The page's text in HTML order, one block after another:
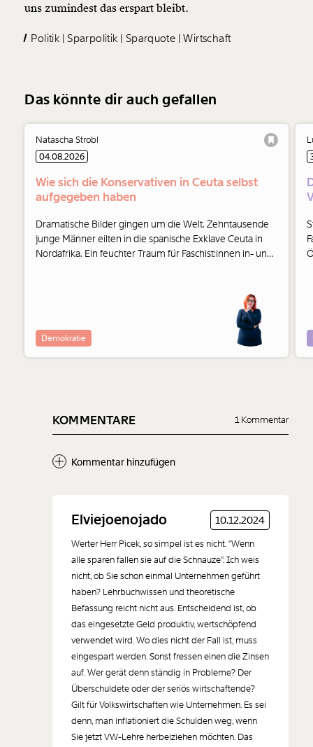
uns zumindest das erspart bleibt.
Politik Sparpolitik Sparquote Wirtschaft
Das könnte dir auch gefallen
Natascha Strobl
04.08.2026
Wie sich die Konservativen in Ceuta selbst
aufgegeben haben
Dramatische Bilder gingen um die Welt. Zehntausende
junge Männer eilten in die spanische Exklave Ceuta in
Nordafrika. Ein feuchter Traum für Faschist:innen in- und
Demokratie
KOMMENTARE 1 Kommentar
Kommentar hinzufügen
Neuen Kommentar
hinzufügen
Der Inhalt dieses Feldes wird nicht öffentlich zugänglich angezeigt.
Elviejoenojado 10.12.2024
Werter Herr Picek, so simpel ist es nicht. "Wenn
alle sparen fallen sie auf die Schnauze". Ich weis
nicht, ob Sie schon einmal Unternehmen geführt
haben? Lehrbuchwissen und theoretische
Befassung reicht nicht aus. Entscheidend ist, ob
das eingesetzte Geld produktiv, wertschöpfend
verwendet wird. Wo dies nicht der Fall ist, muss
eingespart werden. Sonst fressen einen die Zinsen
auf. Wer gerät denn ständig in Probleme? Der
Überschuldete oder der seriös wirtschaftende?
Gilt für Volkswirtschaften wie Unternehmen. Es sei
denn, man inflationiert die Schulden weg, wenn
Sie jetzt VW-Lehre herbeiziehen möchten. Das